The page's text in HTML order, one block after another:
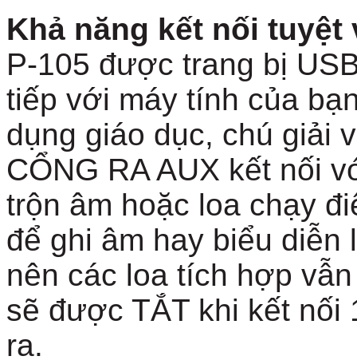
Khả năng kết nối tuyệt
P-105 được trang bị
tiếp với máy tính của
dụng giáo dục, chú giải
CỔNG RA AUX kết nối
trộn âm hoặc loa chạy
để ghi âm hay biểu
nên các loa tích hợp
sẽ được TẮT khi kết nối
ra.